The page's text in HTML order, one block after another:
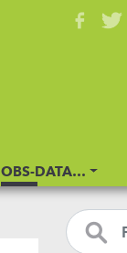
OBS-DATA…